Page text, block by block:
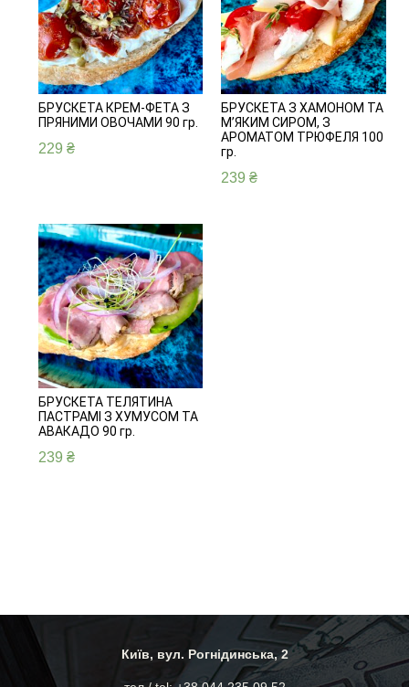
БРУСКЕТА З ХАМОНОМ ТА
М’ЯКИМ СИРОМ, З
АРОМАТОМ ТРЮФЕЛЯ 100
гр.
239₴
БРУСКЕТА КРЕМ-ФЕТА З
ПРЯНИМИ ОВОЧАМИ 90 гр.
229 ₴
БРУСКЕТА ТЕЛЯТИНА
ПАСТРАМІ З ХУМУСОМ ТА
АВАКАДО 90 гр.
239 ₴
Київ, вул. Рогнідинська, 2